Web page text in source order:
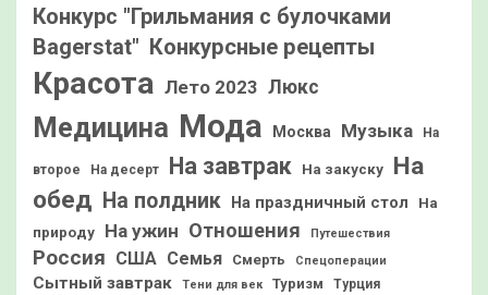
Конкурс "Грильмания с булочками
Bagerstat" Конкурсные рецепты
Красота Лето 2023 Люкс
Медицина Мода Москва Музыка На
второе На десерт На завтрак На закуску
На
обед На полдник На праздничный стол
На
природу
На ужин Отношения Путешествия
Россия США Семья Смерть Спецоперации
Сытный завтрак Тени для век Туризм Турция